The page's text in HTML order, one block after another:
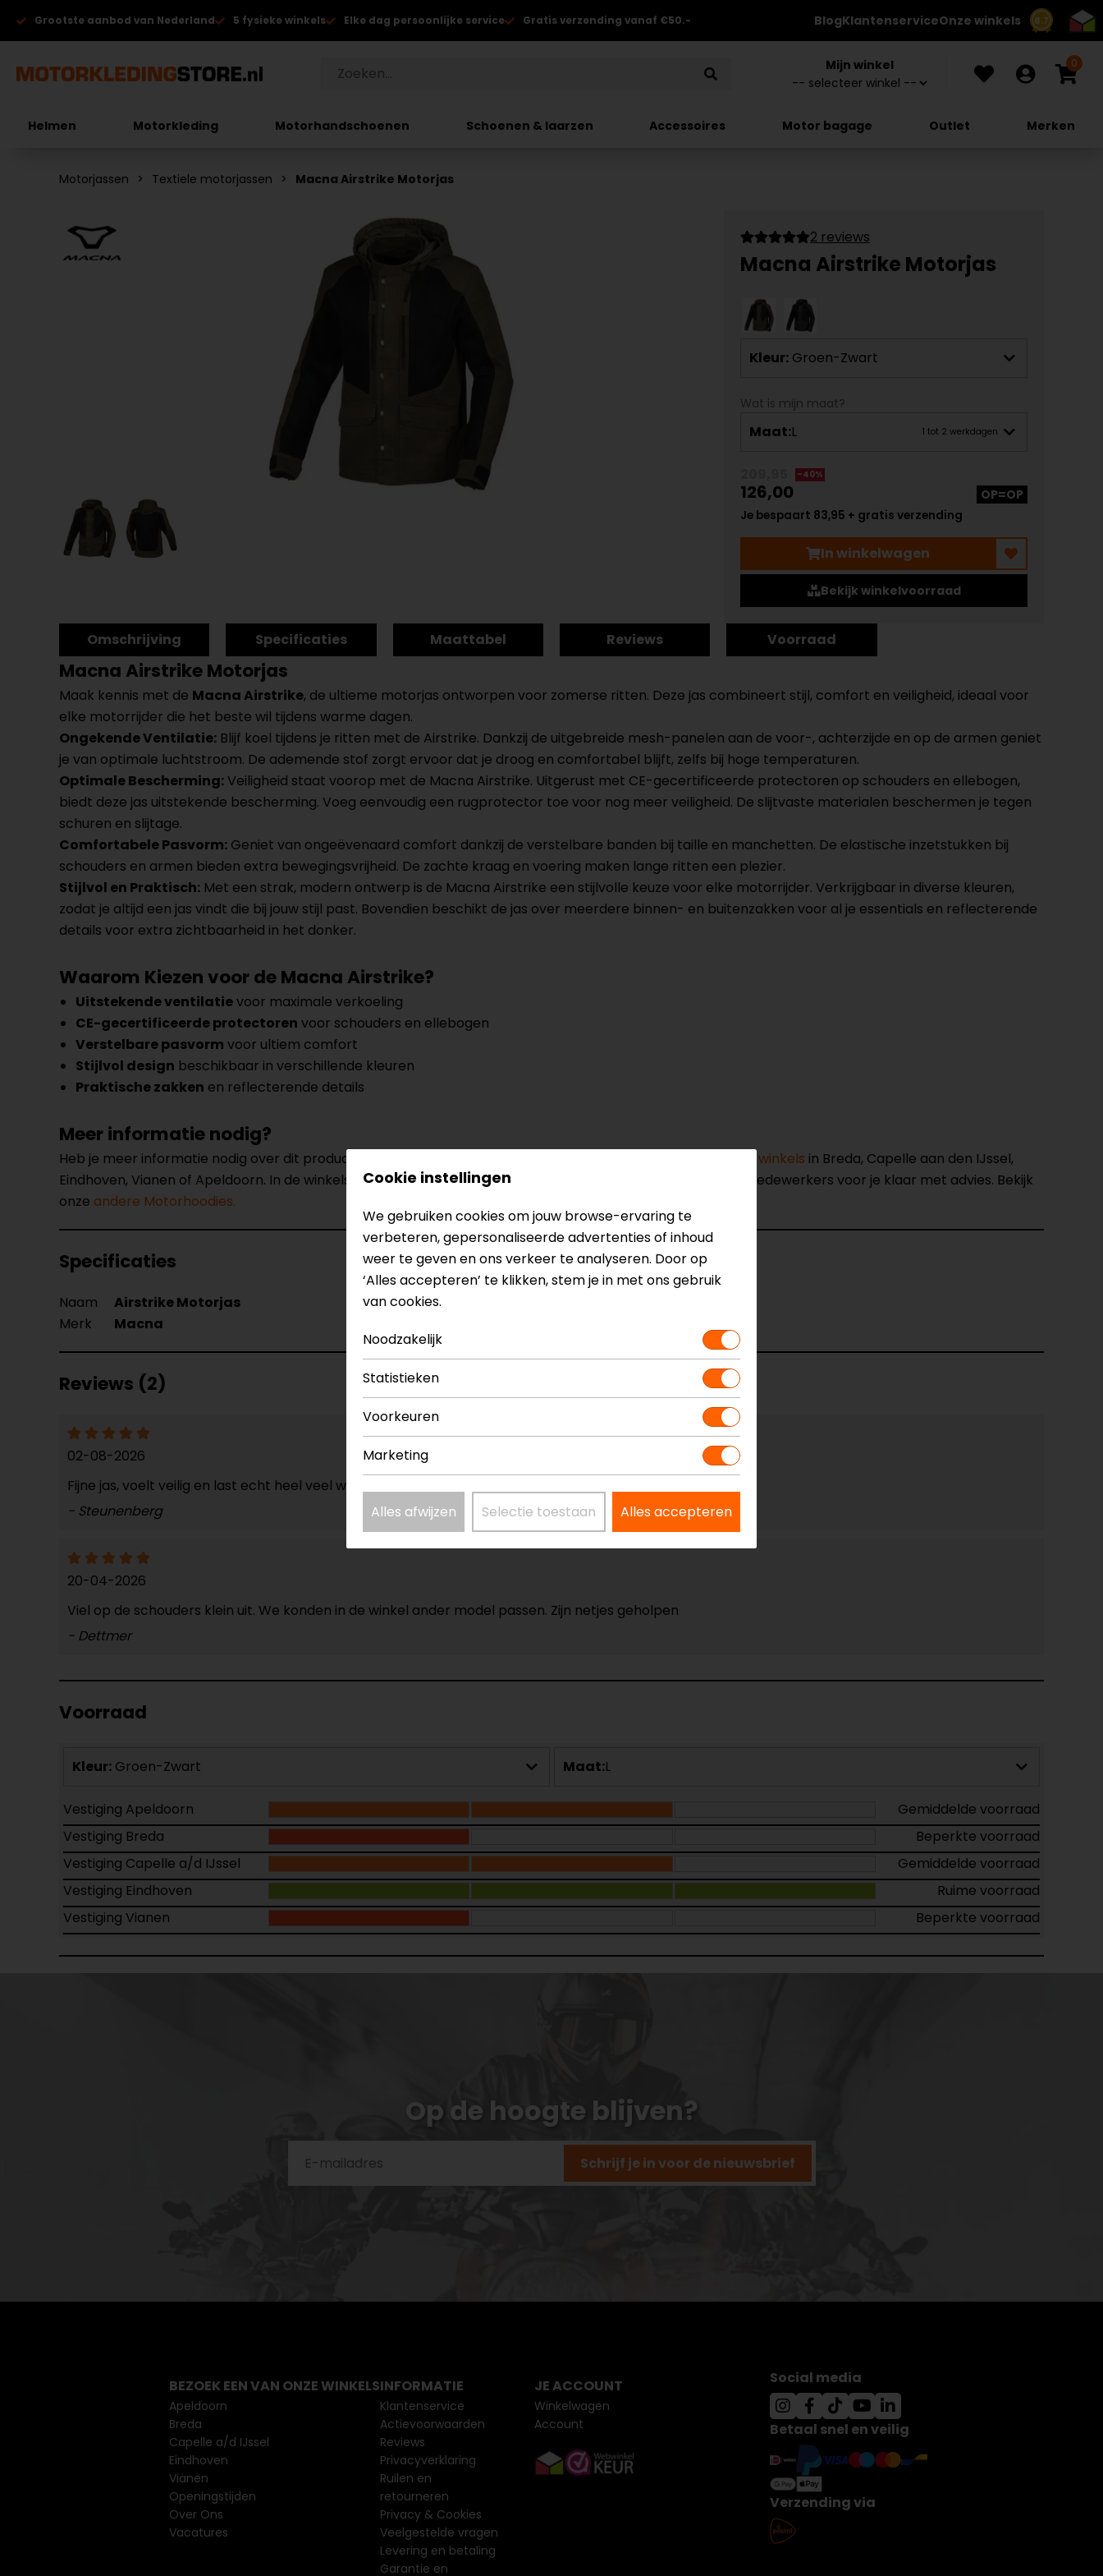
8.7
Grootste aanbod van Nederland 5 fysieke winkels Elke dag persoonlijke service Gratis verzending vanaf €50.- BlogKlantenserviceOnze winkels
Mijn winkel 0
Helmen Motorkleding Motorhandschoenen Schoenen & laarzen Accessoires Motor bagage Outlet Merken
Motorjassen Textiele motorjassen Macna Airstrike Motorjas
2 reviews
Macna Airstrike Motorjas
Kleur: Groen-Zwart
Wat is mijn maat?
Maat:L 1 tot 2 werkdagen
-40%
126,00
Je bespaart 83,95 + gratis verzending
OP=OP
In winkelwagen
Bekijk winkelvoorraad
Omschrijving Specificaties Maattabel Reviews Voorraad
Macna Airstrike Motorjas
Maak kennis met de Macna Airstrike, de ultieme motorjas ontworpen voor zomerse ritten. Deze jas combineert stijl, comfort en veiligheid, ideaal voor
elke motorrijder die het beste wil tijdens warme dagen.
Ongekende Ventilatie: Blijf koel tijdens je ritten met de Airstrike. Dankzij de uitgebreide mesh-panelen aan de voor-, achterzijde en op de armen geniet
je van optimale luchtstroom. De ademende stof zorgt ervoor dat je droog en comfortabel blijft, zelfs bij hoge temperaturen.
Optimale Bescherming: Veiligheid staat voorop met de Macna Airstrike. Uitgerust met CE-gecertificeerde protectoren op schouders en ellebogen,
biedt deze jas uitstekende bescherming. Voeg eenvoudig een rugprotector toe voor nog meer veiligheid. De slijtvaste materialen beschermen je tegen
schuren en slijtage.
Comfortabele Pasvorm: Geniet van ongeëvenaard comfort dankzij de verstelbare banden bij taille en manchetten. De elastische inzetstukken bij
schouders en armen bieden extra bewegingsvrijheid. De zachte kraag en voering maken lange ritten een plezier.
Stijlvol en Praktisch: Met een strak, modern ontwerp is de Macna Airstrike een stijlvolle keuze voor elke motorrijder. Verkrijgbaar in diverse kleuren,
zodat je altijd een jas vindt die bij jouw stijl past. Bovendien beschikt de jas over meerdere binnen- en buitenzakken voor al je essentials en reflecterende
details voor extra zichtbaarheid in het donker.
Waarom Kiezen voor de Macna Airstrike?
Uitstekende ventilatievoor maximale verkoeling
CE-gecertificeerde protectoren voor schouders en ellebogen
Verstelbare pasvorm voor ultiem comfort
Stijlvol design beschikbaar in verschillende kleuren
Praktische zakken en reflecterende details
Meer informatie nodig?
Heb je meer informatie nodig over dit product? Neem dan onze winkels in Breda, Capelle aan den IJssel,
Eindhoven, Vianen of Apeldoorn. In de winkels kun je het product bekijken & passen en staan onze verkoopmedewerkers voor je klaar met advies. Bekijk
onze andere Motorhoodies.
Specificaties
Naam Airstrike Motorjas
Merk
Macna
Reviews (2)
02-08-2026
Fijne jas, voelt veilig en last echt heel veel wind door.
- Steunenberg
20-04-2026
Viel op de schouders klein uit. We konden in de winkel ander model passen. Zijn netjes geholpen
- Dettmer
Voorraad
Kleur: Groen-Zwart Maat:L
Vestiging Apeldoorn
Gemiddelde voorraad
Vestiging Breda
Beperkte voorraad
Vestiging Capelle a/d IJssel
Gemiddelde voorraad
Vestiging Eindhoven
Ruime voorraad
Vestiging Vianen
Beperkte voorraad
Op de hoogte blijven?
Schrijf je in voor de nieuwsbrief
Cookie instellingen
We gebruiken cookies om jouw browse-ervaring te
verbeteren, gepersonaliseerde advertenties of inhoud
weer te geven en ons verkeer te analyseren. Door op
‘Alles accepteren’ te klikken, stem je in met ons gebruik
van cookies.
Noodzakelijk
Statistieken
Voorkeuren
Marketing
Alles afwijzen Selectie toestaan Alles accepteren
BEZOEK EEN VAN ONZE WINKELS
Apeldoorn
Breda
Capelle a/d IJssel
Eindhoven
Vianen
Openingstijden
Over Ons
Vacatures
INFORMATIE
Klantenservice
Actievoorwaarden
Reviews
Privacyverklaring
Ruilen en
retourneren
Privacy & Cookies
Veelgestelde vragen
Levering en betaling
Garantie en
JE ACCOUNT
Winkelwagen
Account
Social media
Betaal snel en veilig
Verzending via